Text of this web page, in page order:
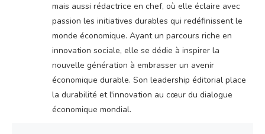
mais aussi rédactrice en chef, où elle éclaire avec
passion les initiatives durables qui redéfinissent le
monde économique. Ayant un parcours riche en
innovation sociale, elle se dédie à inspirer la
nouvelle génération à embrasser un avenir
économique durable. Son leadership éditorial place
la durabilité et l'innovation au cœur du dialogue
économique mondial.